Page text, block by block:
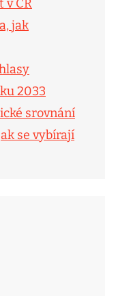
v ČR
jak
2033
srovnání
se vybírají